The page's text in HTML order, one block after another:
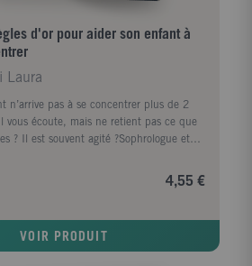
d'or pour aider son enfant à
Laura
n’arrive pas à se concentrer plus de 2
vous écoute, mais ne retient pas ce que
? Il est souvent agité ?Sophrologue et
écrans, ne le surchargez pas, favorisez les
4,55 €
VOIR PRODUIT